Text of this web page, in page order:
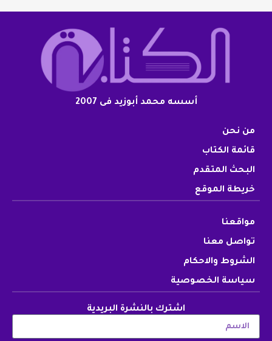
أسسه محمد أبوزيد فى 2007
من نحن
قائمة الكتاب
البحث المتقدم
خريطة الموقع
مواقعنا
تواصل معنا
الشروط والاحكام
سياسة الخصوصية
اشترك بالنشرة البريدية